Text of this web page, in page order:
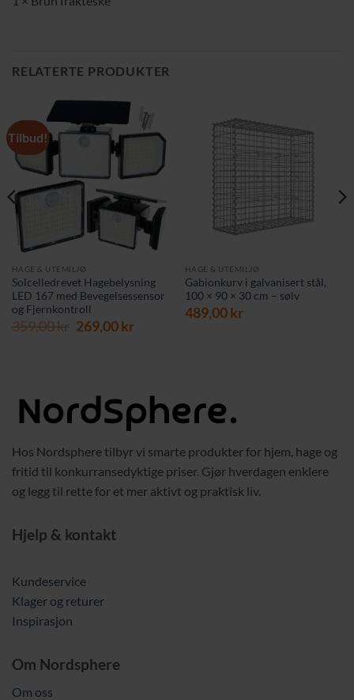
RELATERTE PRODUKTER
Tilbud!
HAGE & UTEMILJØ
Solcelledrevet Hagebelysning
LED 167 med Bevegelsessensor
og Fjernkontroll
359,00kr Opprinnelig
269,00krNåværende
HAGE & UTEMILJØ
Gabionkurv i galvanisert stål,
100 × 90 × 30 cm – sølv
489,00kr
Hos Nordsphere tilbyr vi smarte produkter for hjem, hage og
fritid til konkurransedyktige priser. Gjør hverdagen enklere
og legg til rette for et mer aktivt og praktisk liv.
Hjelp & kontakt
Kundeservice
Klager og returer
Inspirasjon
Om Nordsphere
Om oss